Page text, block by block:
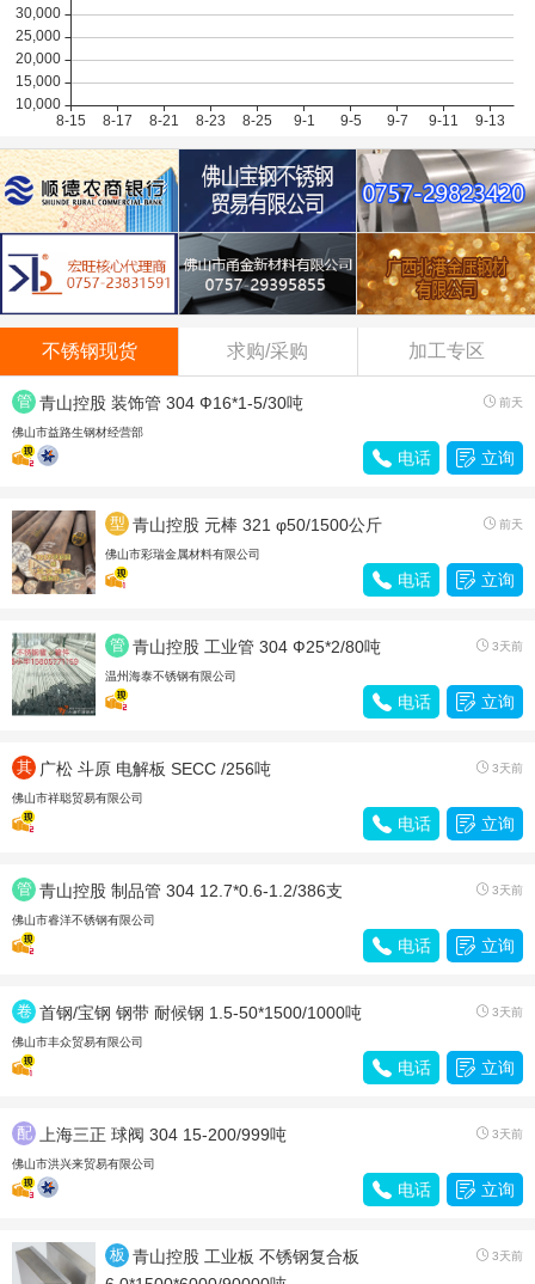
不锈钢现货 求购/采购 加工专区
管
材
青山控股 装饰管 304 Ф16*1-5/30吨  前天
佛山市益路生钢材经营部
 电话  立询
型
材
青山控股 元棒 321 φ50/1500公斤  前天
佛山市彩瑞金属材料有限公司
 电话  立询
管
材
青山控股 工业管 304 Ф25*2/80吨  3天前
温州海泰不锈钢有限公司
 电话  立询
其
他
广松 斗原 电解板 SECC /256吨  3天前
佛山市祥聪贸易有限公司
 电话  立询
管
材
青山控股 制品管 304 12.7*0.6-1.2/386支  3天前
佛山市睿洋不锈钢有限公司
 电话  立询
卷
带
首钢/宝钢 钢带 耐候钢 1.5-50*1500/1000吨  3天前
佛山市丰众贸易有限公司
 电话  立询
配
件
上海三正 球阀 304 15-200/999吨  3天前
佛山市洪兴来贸易有限公司
 电话  立询
板
材
青山控股 工业板 不锈钢复合板
 3天前